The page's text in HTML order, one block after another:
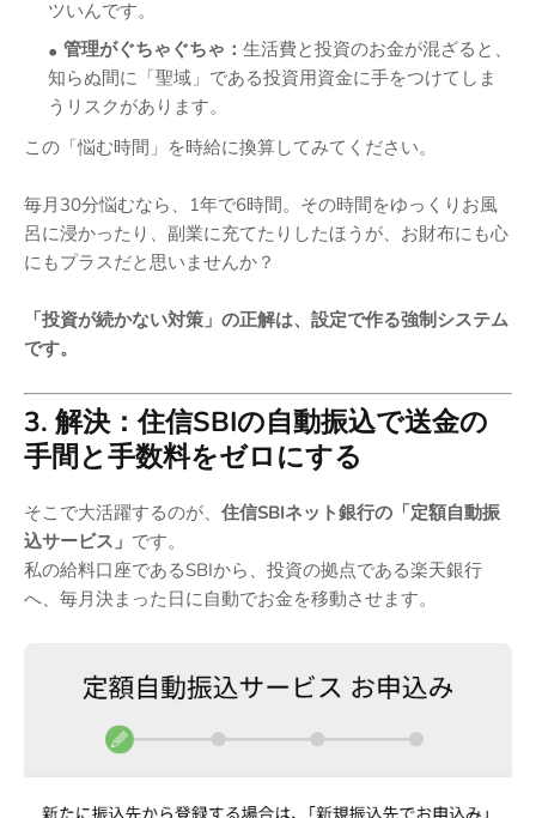
ツいんです。
管理がぐちゃぐちゃ： 生活費と投資のお金が混ざると、
知らぬ間に「聖域」である投資用資金に手をつけてしま
うリスクがあります。
この「悩む時間」を時給に換算してみてください。
毎月30分悩むなら、1年で6時間。その時間をゆっくりお風
呂に浸かったり、副業に充てたりしたほうが、お財布にも心
にもプラスだと思いませんか？
「投資が続かない対策」の正解は、設定で作る強制システム
です。
3. 解決：住信SBIの自動振込で送金の
手間と手数料をゼロにする
そこで大活躍するのが、 住信SBIネット銀行の「定額自動振
込サービス」 です。
私の給料口座であるSBIから、投資の拠点である楽天銀行
へ、毎月決まった日に自動でお金を移動させます。